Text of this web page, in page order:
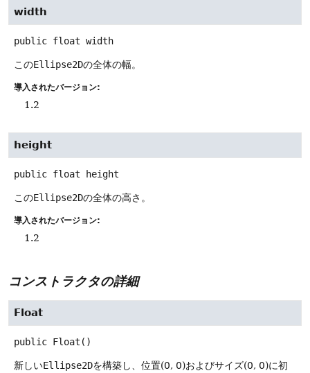
width
public float width
このEllipse2Dの全体の幅。
導入されたバージョン:
1.2
height
public float height
このEllipse2Dの全体の高さ。
導入されたバージョン:
1.2
コンストラクタの詳細
Float
public Float ()
新しいEllipse2Dを構築し、位置(0, 0)およびサイズ(0, 0)に初